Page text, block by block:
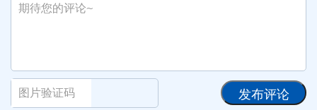
发布评论